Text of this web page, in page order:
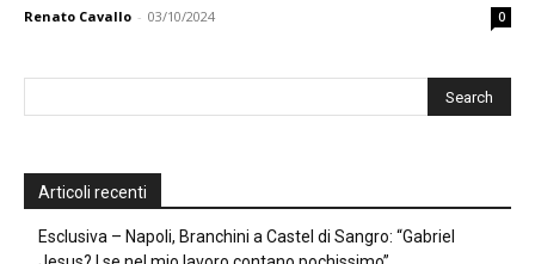
Renato Cavallo - 03/10/2024 0
Articoli recenti
Esclusiva – Napoli, Branchini a Castel di Sangro: “Gabriel